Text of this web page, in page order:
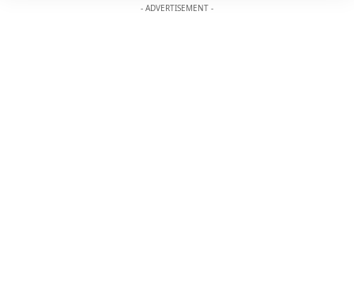
- ADVERTISEMENT -